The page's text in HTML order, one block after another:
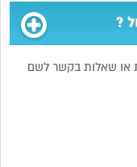
?
או שאלות בקשר לשם